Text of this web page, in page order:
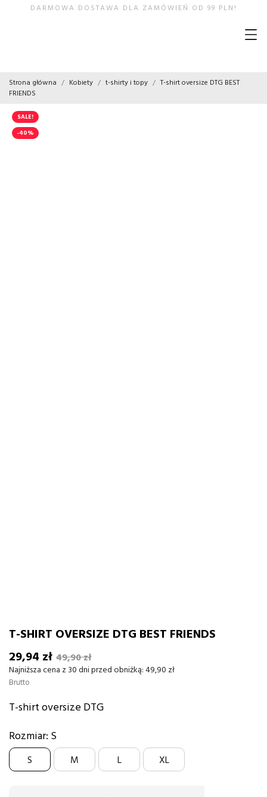
DARMOWA DOSTAWA DLA ZAMÓWIEŃ OD 99 PLN!
Strona główna Kobiety t-shirty i topy
T-shirt oversize DTG BEST
FRIENDS
SALE!
-40%
T-SHIRT OVERSIZE DTG BEST FRIENDS
29,94 zł 49,90 zł
Najniższa cena z 30 dni przed obniżką:49,90 zł
Brutto
T-shirt oversize DTG
Rozmiar: S
S M L XL